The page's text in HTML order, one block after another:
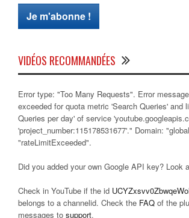
VIDÉOS RECOMMANDÉES
Error type: "Too Many Requests". Error
exceeded for quota metric 'Search Queries' and
Queries per day' of service
'project_number:115178531677'." Domain:
"rateLimitExceeded".
Did you added your own Google API key? Look
Check in YouTube if the id
belongs to a channelid. Check the FAQ of the
messages to support.